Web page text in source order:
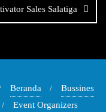
Sales Salatiga
Beranda
Bussines
Event Organizers